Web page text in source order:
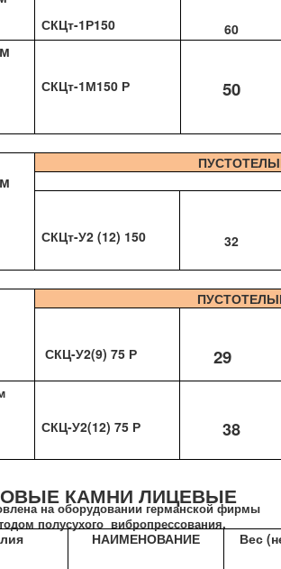
СКЦт-1Р150 60
СКЦт-1М150 Р 50
СКЦт-У2 (12) 150 32
СКЦ-У2(9) 75 Р 29
СКЦ-У2(12) 75 Р
38
КАМНИ ЛИЦЕВЫЕ
на оборудовании германской фирмы
полусухого вибропрессования.
НАИМЕНОВАНИЕ Вес